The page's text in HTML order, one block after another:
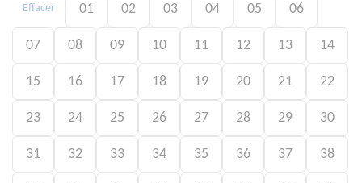
Effacer 01 02 03 04 05 06
07 08 09 10 11 12 13 14
15 16 17 18 19 20 21 22
23 24 25 26 27 28 29 30
31 32 33 34 35 36 37 38